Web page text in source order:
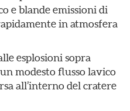
e blande emissioni di
in atmosfera
esplosioni sopra
modesto flusso lavico
all’interno del cratere